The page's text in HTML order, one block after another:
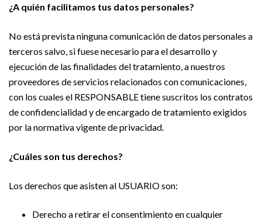
¿A quién facilitamos tus datos personales?
No está prevista ninguna comunicación de datos personales a
terceros salvo, si fuese necesario para el desarrollo y
ejecución de las finalidades del tratamiento, a nuestros
proveedores de servicios relacionados con comunicaciones,
con los cuales el RESPONSABLE tiene suscritos los contratos
de confidencialidad y de encargado de tratamiento exigidos
por la normativa vigente de privacidad.
¿Cuáles son tus derechos?
Los derechos que asisten al USUARIO son:
Derecho a retirar el consentimiento en cualquier